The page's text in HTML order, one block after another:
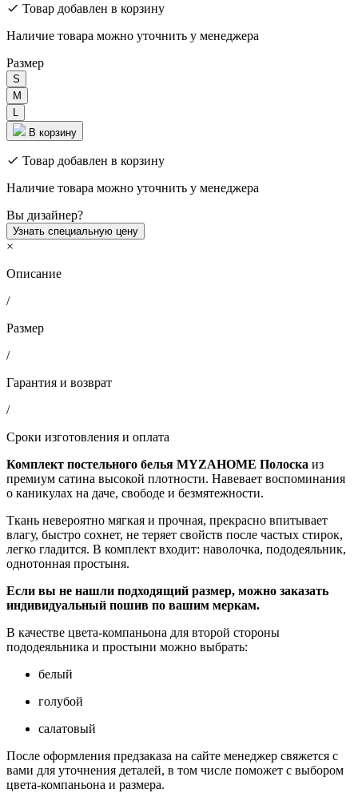
Товар добавлен в корзину
Наличие товара можно уточнить у менеджера
Размер
S
M
В корзину
Товар добавлен в корзину
Наличие товара можно уточнить у менеджера
Вы дизайнер?
Узнать специальную цену
×
Описание
/
Размер
/
Гарантия и возврат
/
Сроки изготовления и оплата
Комплект постельного белья MYZAHOME Полоска из
премиум сатина высокой плотности. Навевает воспоминания
о каникулах на даче, свободе и безмятежности.
Ткань невероятно мягкая и прочная, прекрасно впитывает
влагу, быстро сохнет, не теряет свойств после частых стирок,
легко гладится. В комплект входит: наволочка, пододеяльник,
однотонная простыня.
Если вы не нашли подходящий размер, можно заказать
индивидуальный пошив по вашим меркам.
В качестве цвета-компаньона для второй стороны
пододеяльника и простыни можно выбрать:
белый
голубой
салатовый
После оформления предзаказа на сайте менеджер свяжется с
вами для уточнения деталей, в том числе поможет с выбором
цвета-компаньона и размера.